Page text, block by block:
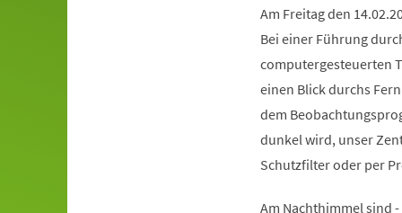
Am Freitag den
Bei einer Führung
computergesteuerten
einen Blick durchs
dem
dunkel wird, unser
Schutzfilter oder per
Am Nachthimmel sind